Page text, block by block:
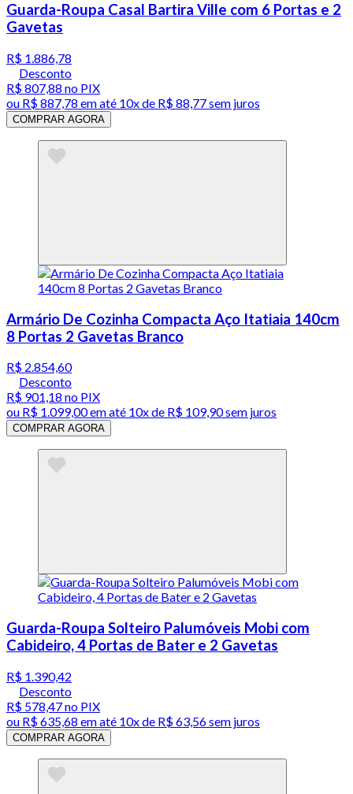
Guarda-Roupa Casal Bartira Ville com 6 Portas e 2
Gavetas
R$ 1.886,78
Desconto
R$ 807,88 no PIX
ou R$ 887,78 em até 10x de R$ 88,77 sem juros
COMPRAR AGORA
Armário De Cozinha Compacta Aço Itatiaia 140cm
8 Portas 2 Gavetas Branco
R$ 2.854,60
Desconto
R$ 901,18 no PIX
ou R$ 1.099,00em até 10x de R$ 109,90 sem juros
COMPRAR AGORA
Guarda-Roupa Solteiro Palumóveis Mobi com
Cabideiro, 4 Portas de Bater e 2 Gavetas
R$ 1.390,42
Desconto
R$ 578,47no PIX
ou R$ 635,68 em até 10x de R$ 63,56 sem juros
COMPRAR AGORA